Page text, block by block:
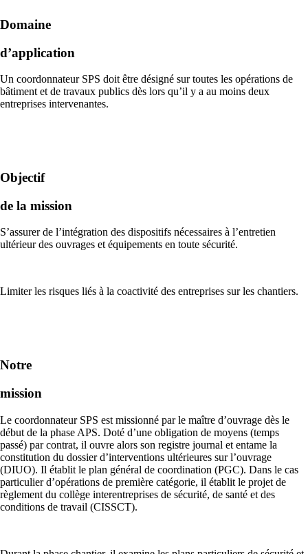
Domaine
d’application
Un coordonnateur SPS doit être désigné sur toutes les opérations de
bâtiment et de travaux publics dès lors qu’il y a au moins deux
entreprises intervenantes.
Objectif
de la mission
S’assurer de l’intégration des dispositifs nécessaires à l’entretien
ultérieur des ouvrages et équipements en toute sécurité.
Limiter les risques liés à la coactivité des entreprises sur les chantiers.
Notre
mission
Le coordonnateur SPS est missionné par le maître d’ouvrage dès le
début de la phase APS. Doté d’une obligation de moyens (temps
passé) par contrat, il ouvre alors son registre journal et entame la
constitution du dossier d’interventions ultérieures sur l’ouvrage
(DIUO). Il établit le plan général de coordination (PGC). Dans le cas
particulier d’opérations de première catégorie, il établit le projet de
règlement du collège interentreprises de sécurité, de santé et des
conditions de travail (CISSCT).